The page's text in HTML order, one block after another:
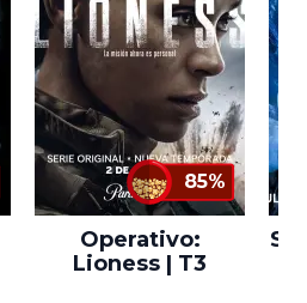
85%
Operativo:
Lioness | T3